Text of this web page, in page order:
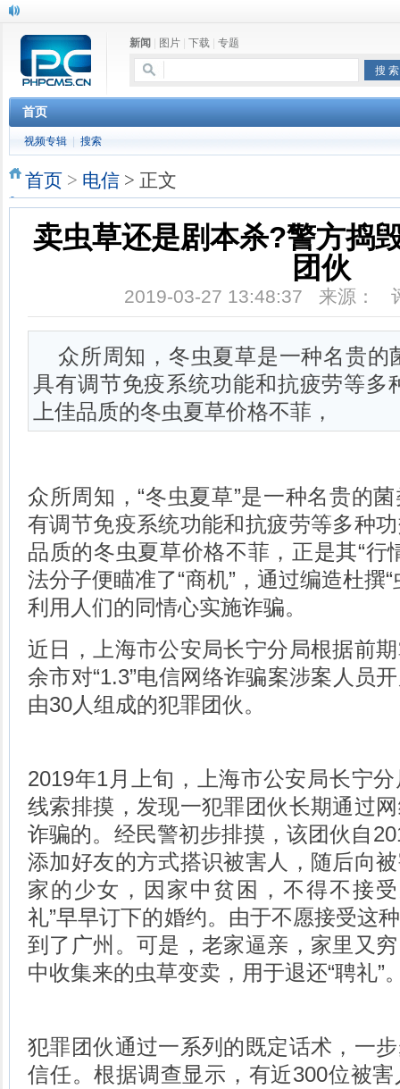
新闻 图片 下载 专题
首页
视频专辑 搜索
首页 > 电信 > 正文
卖虫草还是剧本杀?警方捣
团伙
2019-03-27 13:48:37 来源：
众所周知，冬虫夏草是一种名贵的
具有调节免疫系统功能和抗疲劳等多
上佳品质的冬虫夏草价格不菲，
众所周知，“冬虫夏草”是一种名贵的
有调节免疫系统功能和抗疲劳等多种
品质的冬虫夏草价格不菲，正是其“行
法分子便瞄准了“商机”，通过编造杜撰
利用人们的同情心实施诈骗。
近日，上海市公安局长宁分局根据前
余市对“1.3”电信网络诈骗案涉案人员
由30人组成的犯罪团伙。
2019年1月上旬，上海市公安局长宁
线索排摸，发现一犯罪团伙长期通过
诈骗的。经民警初步排摸，该团伙自
添加好友的方式搭识被害人，随后向
家的少女，因家中贫困，不得不接
礼”早早订下的婚约。由于不愿接受这
到了广州。可是，老家逼亲，家里又
中收集来的虫草变卖，用于退还“聘礼”
犯罪团伙通过一系列的既定话术，一
信任。根据调查显示，有近300位被